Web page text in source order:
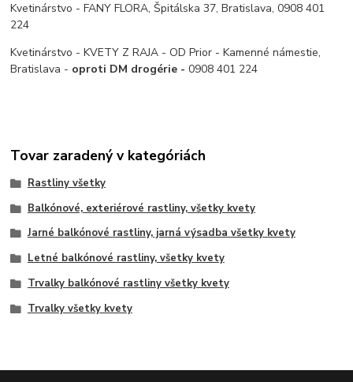
Kvetinárstvo - FANY FLORA, Špitálska 37, Bratislava, 0908 401
224
Kvetinárstvo - KVETY Z RAJA - OD Prior - Kamenné námestie,
Bratislava - oproti DM drogérie -0908 401 224
Tovar zaradený v kategóriách
Rastliny všetky
Balkónové, exteriérové rastliny, všetky kvety
Jarné balkónové rastliny, jarná výsadba všetky kvety
Letné balkónové rastliny, všetky kvety
Trvalky balkónové rastliny všetky kvety
Trvalky všetky kvety